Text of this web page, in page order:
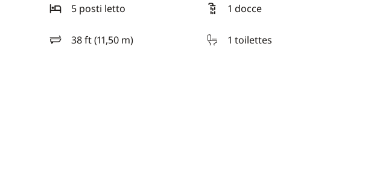
5 posti letto
1 docce
38 ft (11,50 m)
lunghezza 1 toilettes